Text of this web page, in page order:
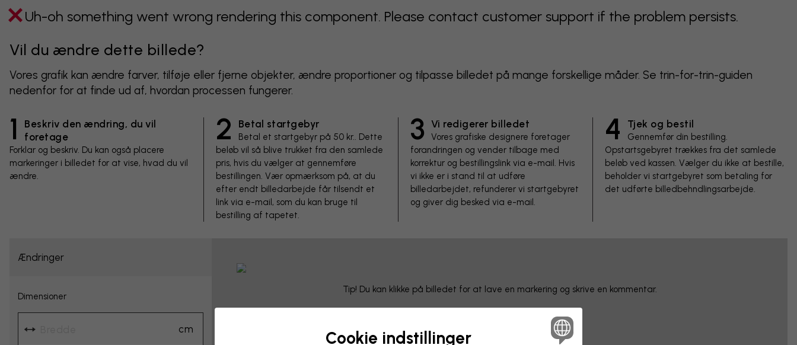
Uh-oh something went wrong rendering this component. Please contact customer support if the problem persists.
Vil du ændre dette billede?
Vores grafik kan ændre farver, tilføje eller fjerne objekter, ændre proportioner og tilpasse billedet på mange forskellige måder. Se trin-for-trin-guiden
nedenfor for at finde ud af, hvordan processen fungerer.
1
Beskriv den ændring, du vil
foretage
Forklar og beskriv. Du kan også placere
markeringer i billedet for at vise, hvad du vil
ændre.
2 Betal startgebyr
Betal et startgebyr på 50 kr.. Dette
beløb vil så blive trukket fra den samlede
pris, hvis du vælger at gennemføre
bestillingen. Vær opmærksom på, at du
efter endt billedarbejde får tilsendt et
link via e-mail, som du kan bruge til
bestilling af tapetet.
3 Vi redigerer billedet
Vores grafiske designere foretager
forandringen og vender tilbage med
korrektur og bestillingslink via e-mail. Hvis
vi ikke er i stand til at udføre
billedarbejdet, refunderer vi startgebyret
og giver dig besked via e-mail.
4 Tjek og bestil
Gennemfør din bestilling.
Opstartsgebyret trækkes fra det samlede
beløb ved kassen. Vælger du ikke at bestille,
beholder vi startgebyret som betaling for
det udførte billedbehndlingsarbejde.
Ændringer
Dimensioner
cm
Tip! Du kan klikke på billedet for at lave en markering og skrive en kommentar.
Cookie indstillinger